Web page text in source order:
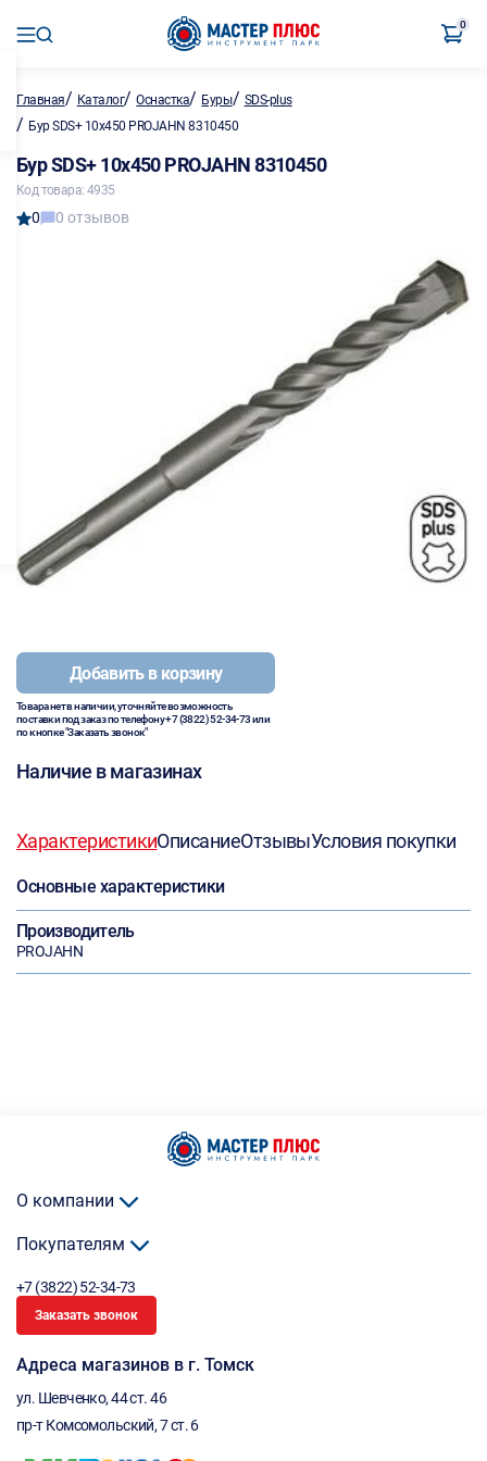
0
Главная/ Каталог/Оснастка/ Буры/ SDS-plus
/ Бур SDS+ 10х450 PROJAHN 8310450
Бур SDS+ 10х450 PROJAHN 8310450
Код товара: 4935
0 0 отзывов
Добавить в корзину
Товара нет в наличии, уточняйте возможность
поставки под заказ по телефону+7 (3822) 52-34-73или
по кнопке "Заказать звонок"
Наличие в магазинах
ХарактеристикиОписаниеОтзывыУсловия покупки
Основные характеристики
Производитель
PROJAHN
О компании
Покупателям
+7 (3822) 52-34-73
Заказать звонок
Адреса магазинов в г. Томск
ул. Шевченко, 44 ст. 46
пр-т Комсомольский, 7 ст. 6